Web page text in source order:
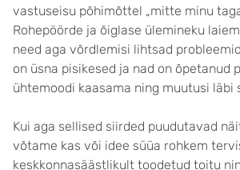
vastuseisu põhimõttel „mitte minu
Rohepöörde ja õiglase ülemineku
need aga võrdlemisi lihtsad
on üsna pisikesed ja nad on õpetanud
ühtemoodi kaasama ning muutusi läbi
Kui aga sellised siirded puudutavad
võtame kas või idee süüa rohkem
keskkonnasäästlikult toodetud toitu